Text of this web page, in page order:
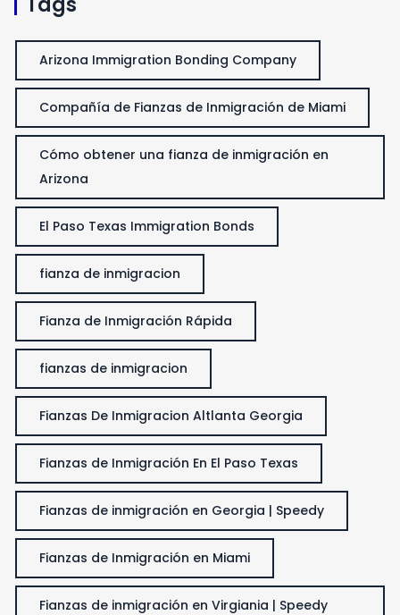
Arizona Immigration Bonding Company
Compañía de Fianzas de Inmigración de Miami
Cómo obtener una fianza de inmigración en
Arizona
El Paso Texas Immigration Bonds
fianza de inmigracion
Fianza de Inmigración Rápida
fianzas de inmigracion
Fianzas De Inmigracion Altlanta Georgia
Fianzas de Inmigración En El Paso Texas
Fianzas de inmigración en Georgia | Speedy
Fianzas de Inmigración en Miami
Fianzas de inmigración en Virgiania | Speedy